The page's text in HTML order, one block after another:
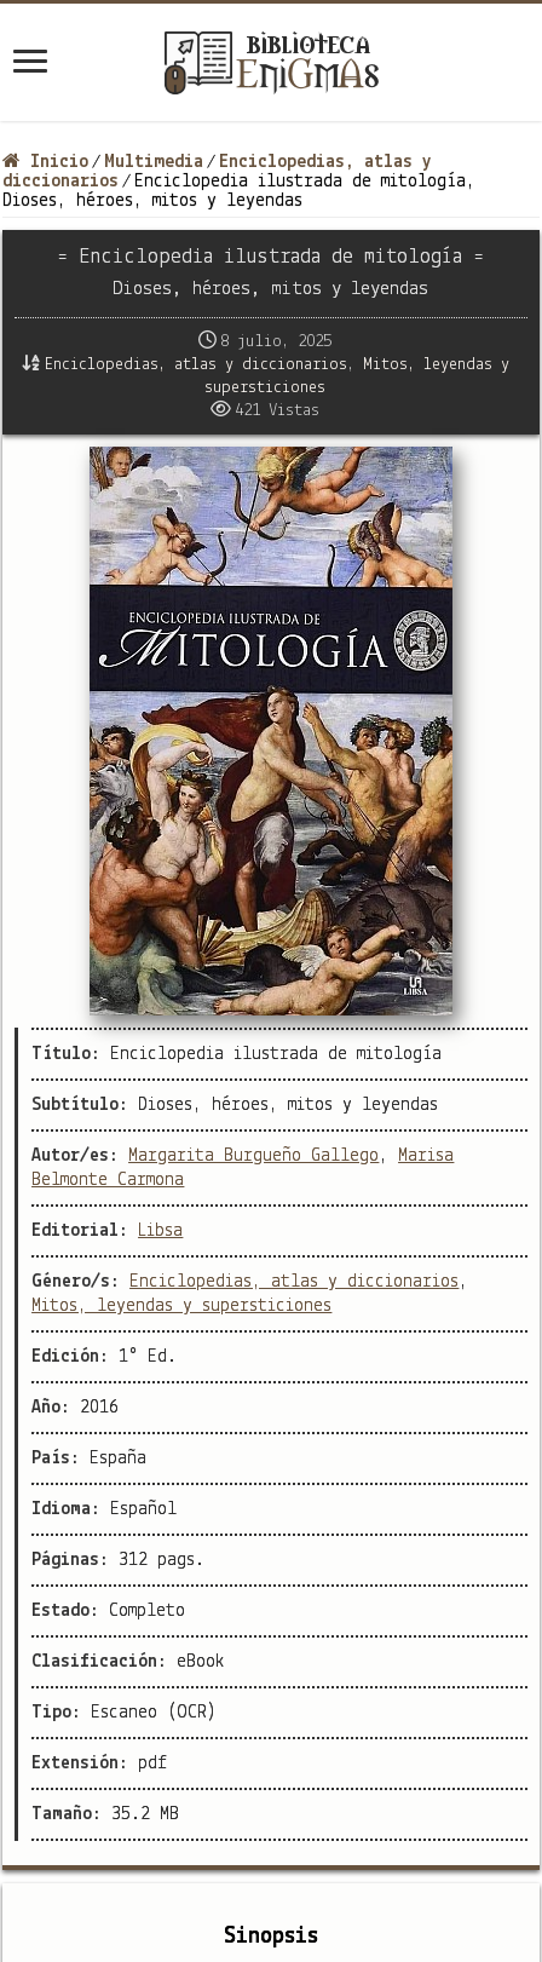
Inicio / Multimedia / Enciclopedias, atlas y
diccionarios / Enciclopedia ilustrada de mitología,
Dioses, héroes, mitos y leyendas
= Enciclopedia ilustrada de mitología =
Dioses, héroes, mitos y leyendas
8 julio, 2025
Enciclopedias, atlas y diccionarios ,
Mitos, leyendas y
supersticiones
421 Vistas
Título: Enciclopedia ilustrada de mitología
Subtítulo: Dioses, héroes, mitos y leyendas
Autor/es: Margarita Burgueño Gallego ,
Marisa
Belmonte Carmona
Editorial: Libsa
Género/s: Enciclopedias, atlas y diccionarios ,
Mitos, leyendas y supersticiones
Edición: 1° Ed.
Año: 2016
País: España
Idioma: Español
Páginas: 312 pags.
Estado: Completo
Clasificación: eBook
Tipo: Escaneo (OCR)
Extensión: pdf
Tamaño: 35.2 MB
Sinopsis